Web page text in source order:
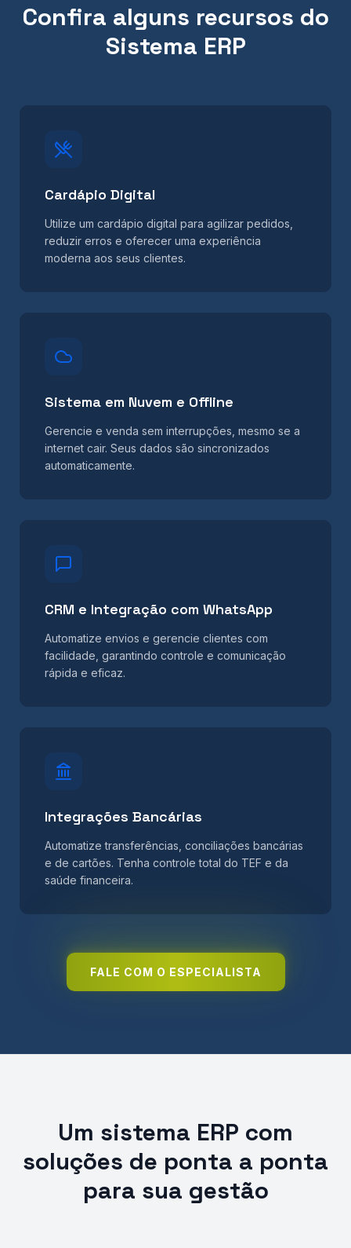
Confira alguns recursos do
Sistema ERP
Cardápio Digital
Utilize um cardápio digital para agilizar pedidos,
reduzir erros e oferecer uma experiência
moderna aos seus clientes.
Sistema em Nuvem e Offline
Gerencie e venda sem interrupções, mesmo se a
internet cair. Seus dados são sincronizados
automaticamente.
CRM e Integração com WhatsApp
Automatize envios e gerencie clientes com
facilidade, garantindo controle e comunicação
rápida e eficaz.
Integrações Bancárias
Automatize transferências, conciliações bancárias
e de cartões. Tenha controle total do TEF e da
saúde financeira.
FALE COM O ESPECIALISTA
Um sistema ERP com
soluções de ponta a ponta
para sua gestão